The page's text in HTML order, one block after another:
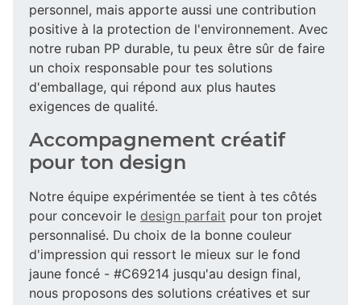
personnel, mais apporte aussi une contribution
positive à la protection de l'environnement. Avec
notre ruban PP durable, tu peux être sûr de faire
un choix responsable pour tes solutions
d'emballage, qui répond aux plus hautes
exigences de qualité.
Accompagnement créatif
pour ton design
Notre équipe expérimentée se tient à tes côtés
pour concevoir le design parfait pour ton projet
personnalisé. Du choix de la bonne couleur
d'impression qui ressort le mieux sur le fond
jaune foncé - #C69214 jusqu'au design final,
nous proposons des solutions créatives et sur